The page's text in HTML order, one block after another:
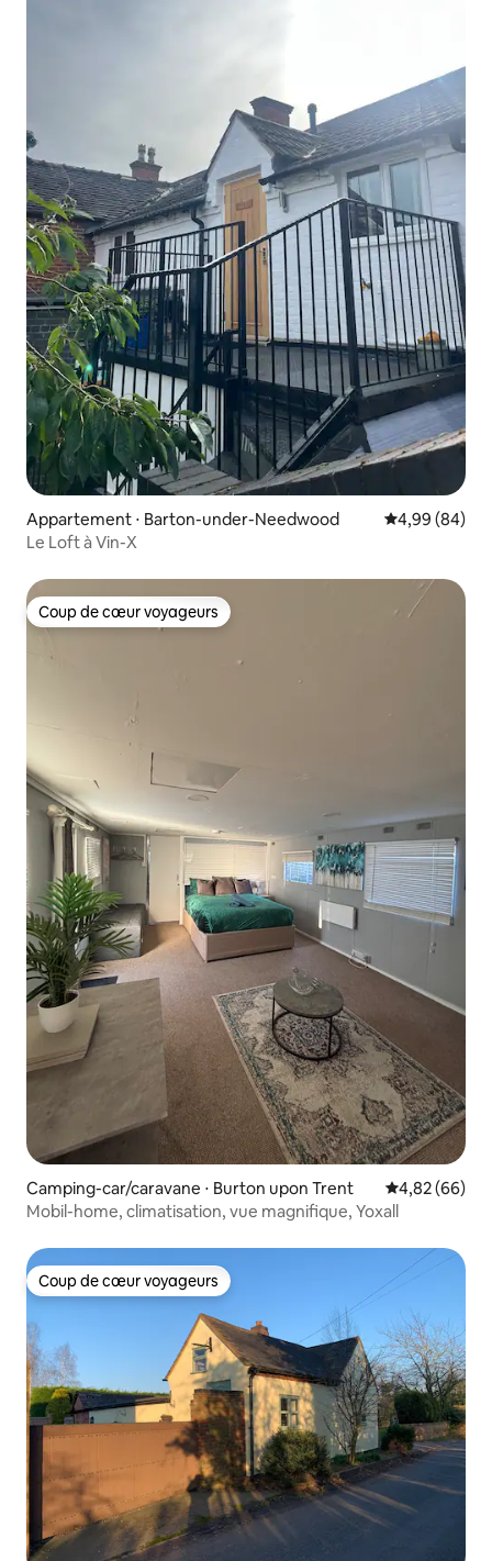
Appartement ⋅ Barton-under-Needwood Évaluation
4,99 (84)
Le Loft à Vin-X
Coup de cœur voyageurs
Coup de cœur voyageurs
Camping-car/caravane ⋅ Burton upon Trent Évaluation
4,82 (66)
Mobil-home, climatisation, vue magnifique, Yoxall
Coup de cœur voyageurs
Coup de cœur voyageurs